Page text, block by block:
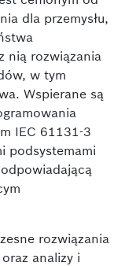
dla przemysłu,
nią rozwiązania
w tym
Wspierane są
IEC 61131-3
podsystemami
rozwiązania
analizy i